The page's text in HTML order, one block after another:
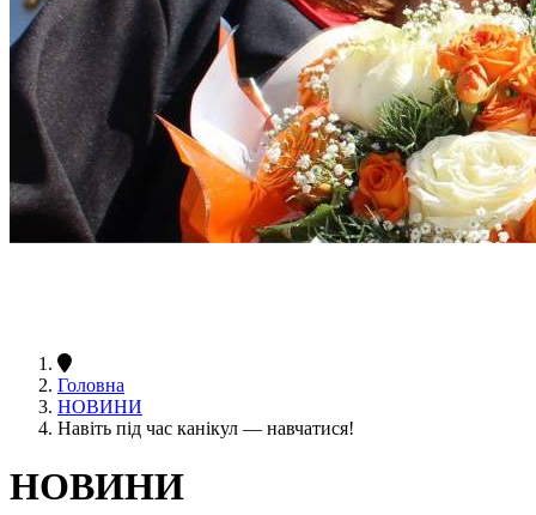
Головна
НОВИНИ
Навіть під час канікул — навчатися!
НОВИНИ